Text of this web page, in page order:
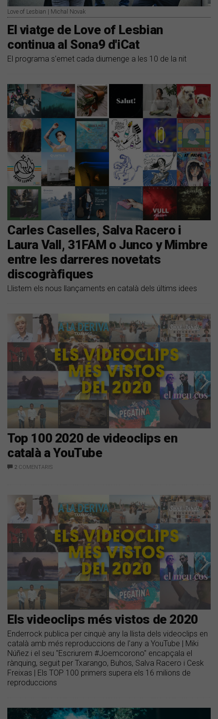
Love of Lesbian | Michal Novak
El viatge de Love of Lesbian
continua al Sona9 d'iCat
El programa s'emet cada diumenge a les 10 de la nit
Carles Caselles, Salva Racero i
Laura Vall, 31FAM o Junco y Mimbre
entre les darreres novetats
discogràfiques
Llistem els nous llançaments en català dels últims idees
Top 100 2020 de videoclips en
català a YouTube
2 COMENTARIS
Els videoclips més vistos de 2020
Enderrock publica per cinquè any la llista dels videoclips en
català amb més reproduccions de l'any a YouTube | Miki
Núñez i el seu "Escriurem #Joemcorono" encapçala el
rànquing, seguit per Txarango, Buhos, Salva Racero i Cesk
Freixas | Els TOP 100 primers supera els 16 milions de
reproduccions